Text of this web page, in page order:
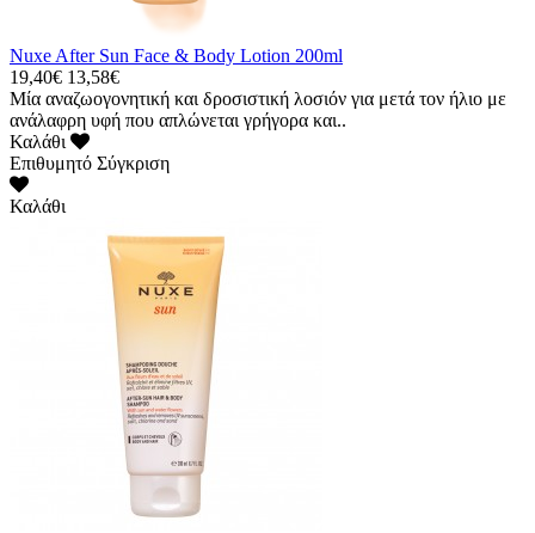
Nuxe After Sun Face & Body Lotion 200ml
19,40€ 13,58€
Μία αναζωογονητική και δροσιστική λοσιόν για μετά τον ήλιο με
ανάλαφρη υφή που απλώνεται γρήγορα και..
Καλάθι
Επιθυμητό Σύγκριση
Καλάθι